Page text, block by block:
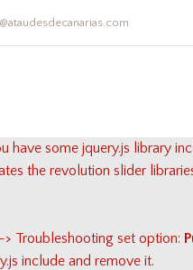
have some jquery.js library
the revolution slider
Troubleshooting set option:
include and remove it.